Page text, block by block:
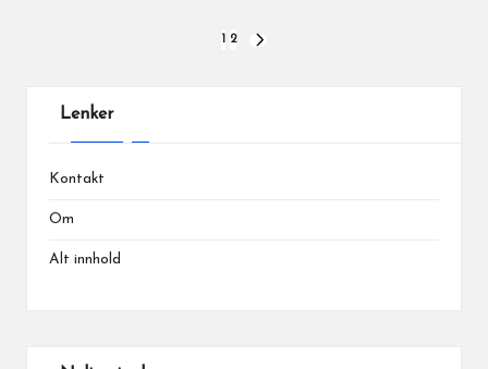
1 2
Lenker
Kontakt
Om
Alt innhold